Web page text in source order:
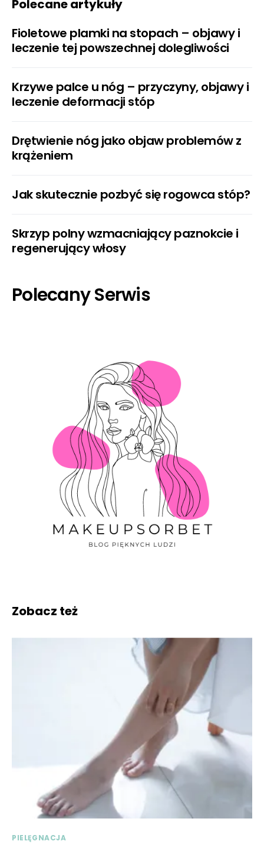
Polecane artykuły
Fioletowe plamki na stopach – objawy i
leczenie tej powszechnej dolegliwości
Krzywe palce u nóg – przyczyny, objawy i
leczenie deformacji stóp
Drętwienie nóg jako objaw problemów z
krążeniem
Jak skutecznie pozbyć się rogowca stóp?
Skrzyp polny wzmacniający paznokcie i
regenerujący włosy
Polecany Serwis
Zobacz też
PIELĘGNACJA